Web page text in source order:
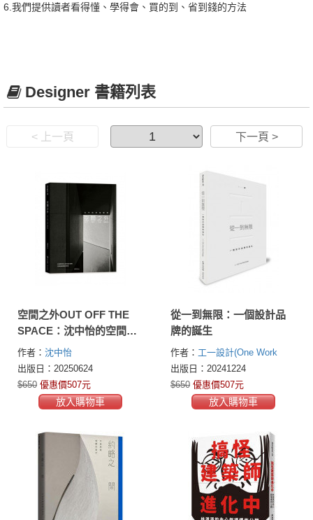
6.我們提供讀者看得懂、學得會、買的到、省到錢的方法
Designer 書籍列表
< 上一頁 下一頁 >
空間之外OUT OFF THE
SPACE：沈中怡的空間
學，以品牌為核心結合設
計策略，打破地產建築的
界限
作者： 沈中怡
出版日：20250624
$650 優惠價507元
放入購物車
從一到無限：一個設計品
牌的誕生
作者： 工一設計(One Work
Design)
出版日：20241224
$650 優惠價507元
放入購物車